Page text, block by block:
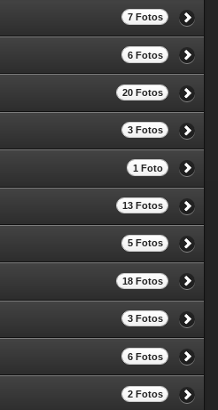
7 Fotos
6 Fotos
20 Fotos
3 Fotos
1 Foto
13 Fotos
5 Fotos
18 Fotos
3 Fotos
6 Fotos
2 Fotos